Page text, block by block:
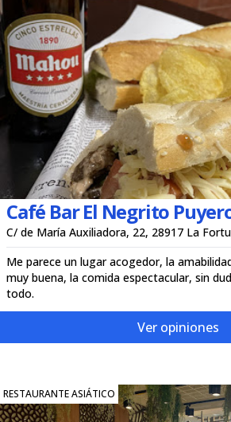
Café Bar El Negrito
C/ de María Auxiliadora, 22, 28917 La
Me parece un lugar acogedor, la
muy buena, la comida espectacular, sin
todo.
Ver opiniones
RESTAURANTE ASIÁTICO